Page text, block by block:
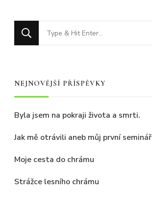
Hledáte
něco
NEJNOVĚJŠÍ PŘÍSPĚVKY
Byla jsem na pokraji života a smrti.
Jak mě otrávili aneb můj první seminář
Moje cesta do chrámu
Strážce lesního chrámu